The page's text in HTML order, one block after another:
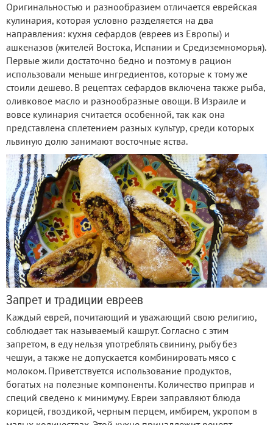
Оригинальностью и разнообразием отличается еврейская
кулинария, которая условно разделяется на два
направления: кухня сефардов (евреев из Европы) и
ашкеназов (жителей Востока, Испании и Средиземноморья).
Первые жили достаточно бедно и поэтому в рацион
использовали меньше ингредиентов, которые к тому же
стоили дешево. В рецептах сефардов включена также рыба,
оливковое масло и разнообразные овощи. В Израиле и
вовсе кулинария считается особенной, так как она
представлена сплетением разных культур, среди которых
львиную долю занимают восточные яства.
Запрет и традиции евреев
Каждый еврей, почитающий и уважающий свою религию,
соблюдает так называемый кашрут. Согласно с этим
запретом, в еду нельзя употреблять свинину, рыбу без
чешуи, а также не допускается комбинировать мясо с
молоком. Приветствуется использование продуктов,
богатых на полезные компоненты. Количество приправ и
специй сведено к минимуму. Евреи заправляют блюда
корицей, гвоздикой, черным перцем, имбирем, укропом в